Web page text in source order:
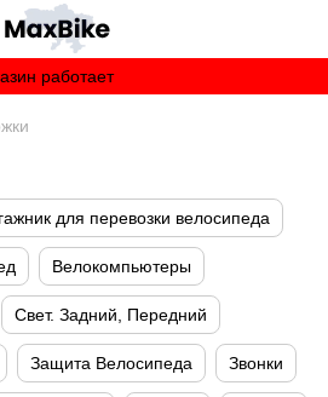
работает
для перевозки велосипеда
Велокомпьютеры
Свет. Задний, Передний
Защита Велосипеда Звонки